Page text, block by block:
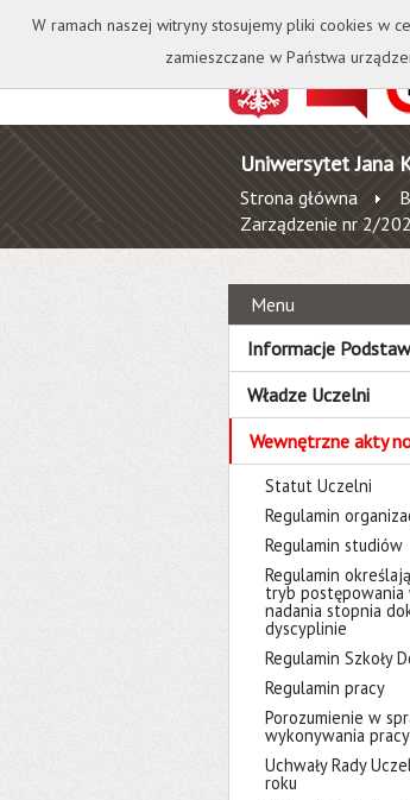
Uniwersytet Jana
Strona główna
Zarządzenie nr 2/
Menu
Informacje
Władze Uczelni
Wewnętrzne akty
Statut Uczelni
Regulamin
Regulamin studiów
Regulamin
tryb postępowania
nadania stopnia
dyscyplinie
Regulamin Szkoły
Regulamin pracy
Porozumienie w
wykonywania
Uchwały Rady
roku
W ramach naszej witryny stosujemy pliki cookies w
zamieszczane w Państwa